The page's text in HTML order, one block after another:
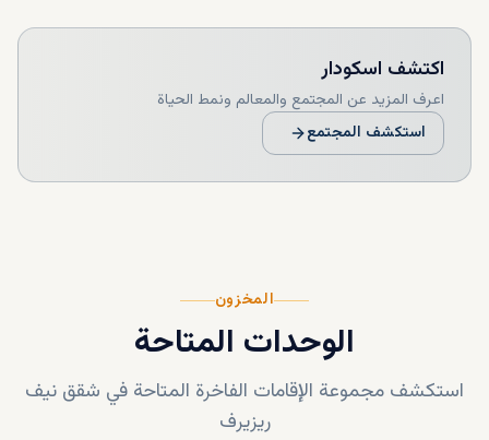
اكتشف اسکودار
اعرف المزيد عن المجتمع والمعالم ونمط الحياة
استكشف المجتمع
المخزون
الوحدات المتاحة
استكشف مجموعة الإقامات الفاخرة المتاحة في شقق نيف
ريزيرف